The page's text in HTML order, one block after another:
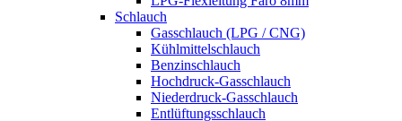
Schlauch
Gasschlauch (LPG / CNG)
Kühlmittelschlauch
Benzinschlauch
Hochdruck-Gasschlauch
Niederdruck-Gasschlauch
Entlüftungsschlauch